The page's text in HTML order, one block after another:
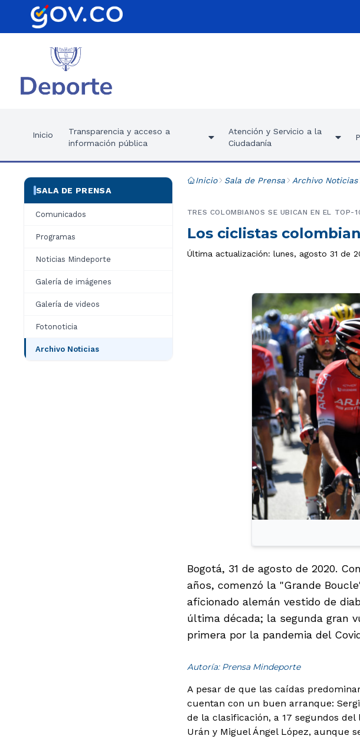
Inicio
Transparencia y acceso a
información pública
Atención y Servicio a la
Ciudadanía
SALA DE PRENSA
Comunicados
Programas
Noticias Mindeporte
Galería de imágenes
Galería de videos
Fotonoticia
Archivo Noticias
Inicio Sala de Prensa Archivo Noticias
Los ciclistas
TRES COLOMBIANOS SE UBICAN EN EL TOP-
Última actualización: lunes, agosto 31 de
Bogotá, 31 de agosto de 2020.
años, comenzó la "Grande
aficionado alemán vestido de
última década; la segunda gran
primera por la pandemia del
Autoría: Prensa Mindeporte
A pesar de que las caídas
cuentan con un buen arranque:
de la clasificación, a 17 segundos
Urán y Miguel Ángel López, aunque